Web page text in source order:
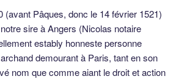
(avant Pâques, donc le 14 février 1521)
sire à Angers (Nicolas notaire
estably honneste personne
demourant à Paris, tant en son
nom que comme aiant le droit et action